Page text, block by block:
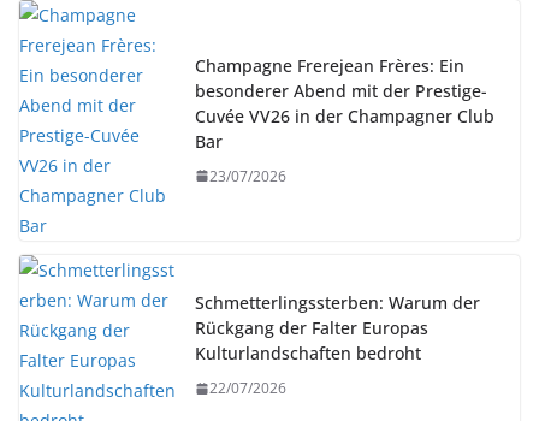
Champagne Frerejean Frères: Ein
besonderer Abend mit der Prestige-
Cuvée VV26 in der Champagner Club
Bar
23/07/2026
Schmetterlingssterben: Warum der
Rückgang der Falter Europas
Kulturlandschaften bedroht
22/07/2026